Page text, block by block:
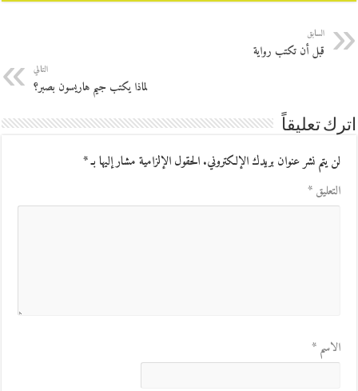
السابق
قبل أن تكتب رواية
التالي
لماذا يكتب جيم هاريسون بصبر؟
اترك تعليقاً
لن يتم نشر عنوان بريدك الإلكتروني.الحقول الإلزامية مشار إليها بـ*
التعليق*
الاسم*